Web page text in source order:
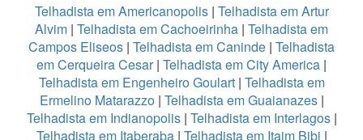
Telhadista em Americanopolis | Telhadista em Artur
Alvim | Telhadista em Cachoeirinha | Telhadista em
Campos Eliseos | Telhadista em Caninde | Telhadista
em Cerqueira Cesar| Telhadista em City America |
Telhadista em Engenheiro Goulart | Telhadista em
Ermelino Matarazzo | Telhadista em Guaianazes|
Telhadista em Indianopolis| Telhadista em Interlagos|
Telhadista em Itaberaba| Telhadista em Itaim Bibi |